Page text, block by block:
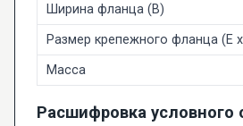
Ширина фланца (B)
Размер крепежного фланца (E
Масса
Расшифровка условного